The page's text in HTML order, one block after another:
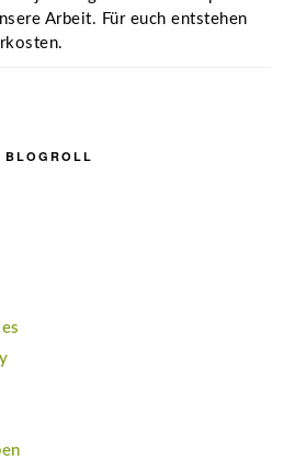
Arbeit. Für euch entstehen
BLOGROLL